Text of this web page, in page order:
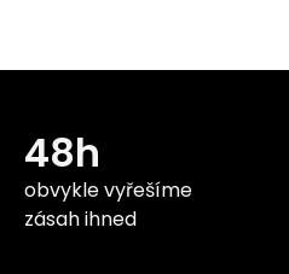
48h
obvykle vyřešíme
zásah ihned